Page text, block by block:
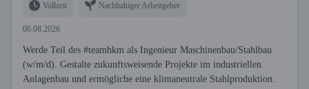
Vollzeit Nachhaltiger Arbeitgeber
06.08.2026
Werde Teil des #teamhkm als Ingenieur Maschinenbau/Stahlbau
(w/m/d). Gestalte zukunftsweisende Projekte im industriellen
Anlagenbau und ermögliche eine klimaneutrale Stahlproduktion.